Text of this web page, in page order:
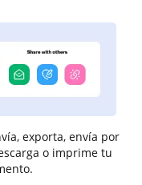
exporta, envía por
o imprime tu